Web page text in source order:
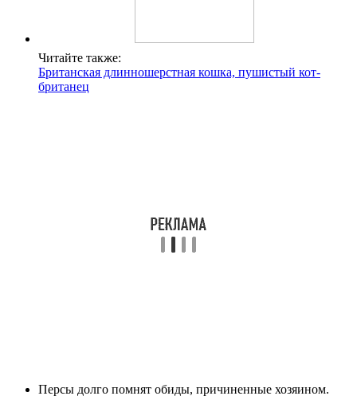
Читайте также:
Британская длинношерстная кошка, пушистый кот-
британец
Персы долго помнят обиды, причиненные хозяином.